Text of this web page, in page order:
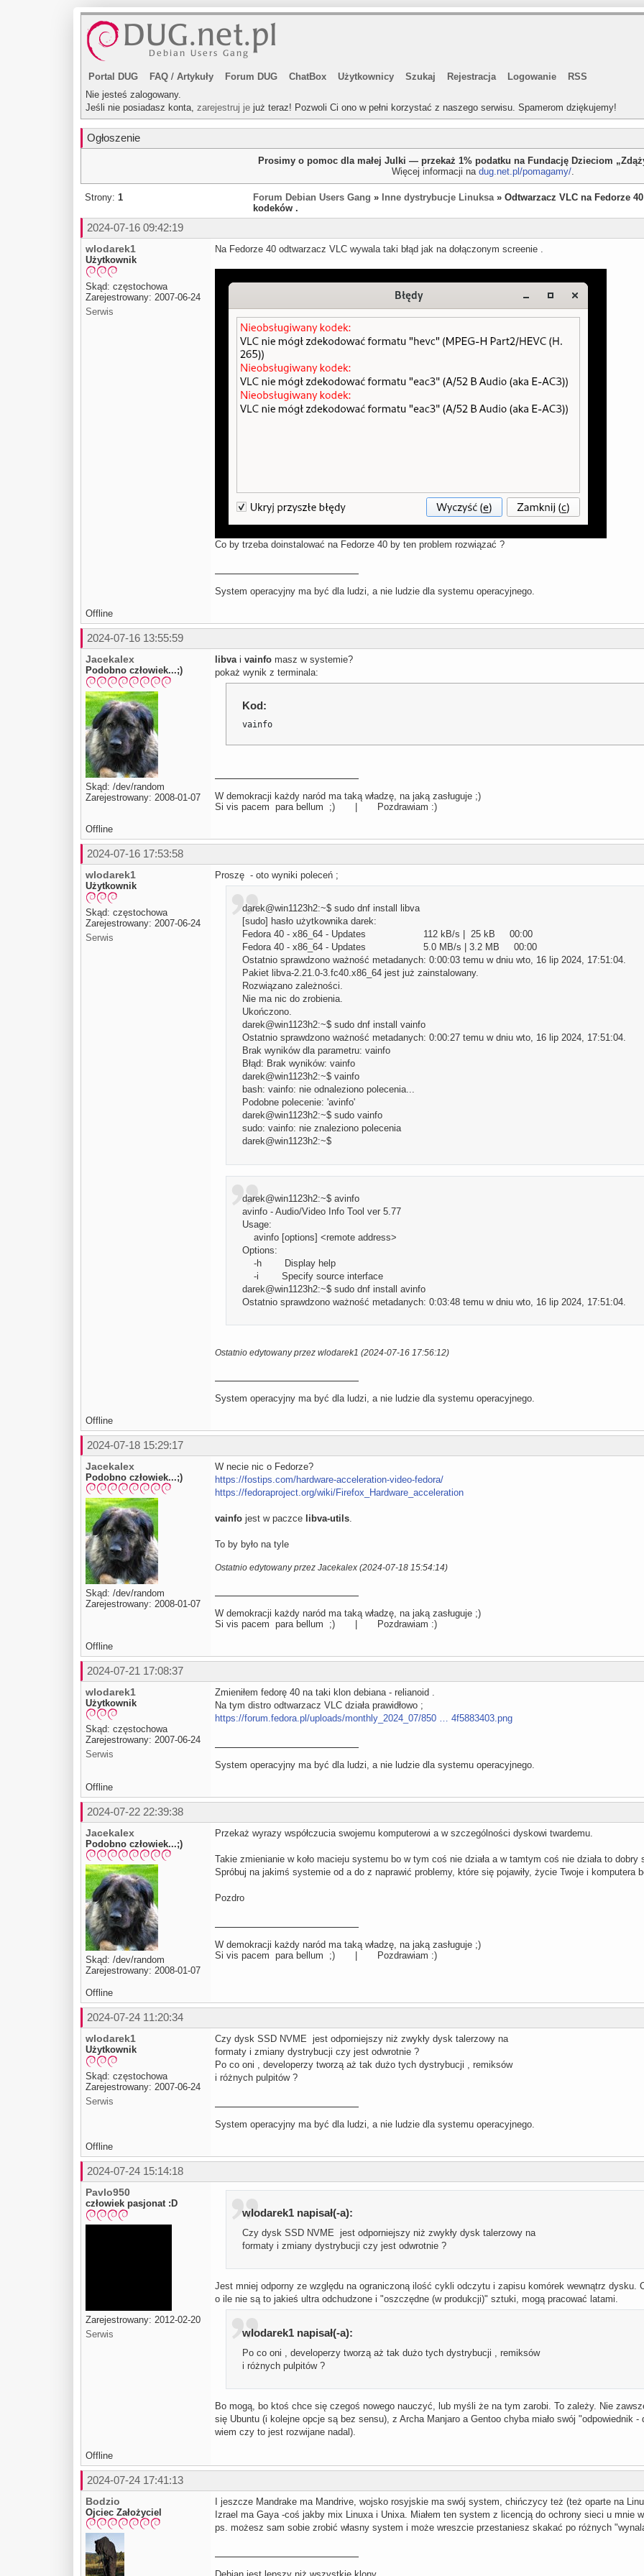
Portal DUG FAQ / Artykuły Forum DUG ChatBox Użytkownicy Szukaj Rejestracja Logowanie
RSS
Nie jesteś zalogowany.
Jeśli nie posiadasz konta, zarejestruj je już teraz! Pozwoli Ci ono w pełni korzystać z naszego serwisu. Spamerom dziękujemy!
Ogłoszenie
Prosimy o pomoc dla małej Julki — przekaż 1% podatku na Fundację Dzieciom
Więcej informacji na dug.net.pl/pomagamy/.
Strony: 1 Forum Debian Users Gang » Inne dystrybucje Linuksa» Odtwarzacz VLC na Fedorze
kodeków .
2024-07-16 09:42:19
wlodarek1
Użytkownik
Skąd: częstochowa
Zarejestrowany: 2007-06-24
Serwis
Na Fedorze 40 odtwarzacz VLC wywala taki błąd jak na dołączonym screenie .
Co by trzeba doinstalować na Fedorze 40 by ten problem rozwiązać ?
System operacyjny ma być dla ludzi, a nie ludzie dla systemu operacyjnego.
Offline
2024-07-16 13:55:59
Jacekalex
Podobno człowiek...;)
Skąd: /dev/random
Zarejestrowany: 2008-01-07
libvai vainfo masz w systemie?
pokaż wynik z terminala:
Kod:
vainfo
W demokracji każdy naród ma taką władzę, na jaką zasługuje ;)
Si vis pacem para bellum ;) | Pozdrawiam :)
Offline
2024-07-16 17:53:58
wlodarek1
Użytkownik
Skąd: częstochowa
Zarejestrowany: 2007-06-24
Serwis
Proszę - oto wyniki poleceń ;
darek@win1123h2:~$ sudo dnf install libva
[sudo] hasło użytkownika darek:
Fedora 40 - x86_64 - Updates 112 kB/s | 25 kB 00:00
Fedora 40 - x86_64 - Updates 5.0 MB/s | 3.2 MB 00:00
Ostatnio sprawdzono ważność metadanych: 0:00:03 temu w dniu wto, 16 lip 2024, 17:51:04.
Pakiet libva-2.21.0-3.fc40.x86_64 jest już zainstalowany.
Rozwiązano zależności.
Nie ma nic do zrobienia.
Ukończono.
darek@win1123h2:~$ sudo dnf install vainfo
Ostatnio sprawdzono ważność metadanych: 0:00:27 temu w dniu wto, 16 lip 2024, 17:51:04.
Brak wyników dla parametru: vainfo
Błąd: Brak wyników: vainfo
darek@win1123h2:~$ vainfo
bash: vainfo: nie odnaleziono polecenia...
Podobne polecenie: 'avinfo'
darek@win1123h2:~$ sudo vainfo
sudo: vainfo: nie znaleziono polecenia
darek@win1123h2:~$
darek@win1123h2:~$ avinfo
avinfo - Audio/Video Info Tool ver 5.77
Usage:
avinfo [options] <remote address>
Options:
-h Display help
-i Specify source interface
darek@win1123h2:~$ sudo dnf install avinfo
Ostatnio sprawdzono ważność metadanych: 0:03:48 temu w dniu wto, 16 lip 2024, 17:51:04.
Ostatnio edytowany przez wlodarek1 (2024-07-16 17:56:12)
System operacyjny ma być dla ludzi, a nie ludzie dla systemu operacyjnego.
Offline
2024-07-18 15:29:17
Jacekalex
Podobno człowiek...;)
Skąd: /dev/random
Zarejestrowany: 2008-01-07
W necie nic o Fedorze?
https://fostips.com/hardware-acceleration-video-fedora/
https://fedoraproject.org/wiki/Firefox_Hardware_acceleration
vainfo jest w paczce libva-utils
To by było na tyle
Ostatnio edytowany przez Jacekalex (2024-07-18 15:54:14)
W demokracji każdy naród ma taką władzę, na jaką zasługuje ;)
Si vis pacem para bellum ;) | Pozdrawiam :)
Offline
2024-07-21 17:08:37
wlodarek1
Użytkownik
Skąd: częstochowa
Zarejestrowany: 2007-06-24
Serwis
Zmieniłem fedorę 40 na taki klon debiana - relianoid .
Na tym distro odtwarzacz VLC działa prawidłowo ;
https://forum.fedora.pl/uploads/monthly_2024_07/850 … 4f5883403.png
System operacyjny ma być dla ludzi, a nie ludzie dla systemu operacyjnego.
Offline
2024-07-22 22:39:38
Jacekalex
Podobno człowiek...;)
Skąd: /dev/random
Zarejestrowany: 2008-01-07
Przekaż wyrazy współczucia swojemu komputerowi a w szczególności dyskowi twardemu.
Takie zmienianie w koło macieju systemu bo w tym coś nie działa a w tamtym coś nie działa to dobry
Spróbuj na jakimś systemie od a do z naprawić problemy, które się pojawiły, życie Twoje i komputera
Pozdro
W demokracji każdy naród ma taką władzę, na jaką zasługuje ;)
Si vis pacem para bellum ;) | Pozdrawiam :)
Offline
2024-07-24 11:20:34
wlodarek1
Użytkownik
Skąd: częstochowa
Zarejestrowany: 2007-06-24
Serwis
Czy dysk SSD NVME jest odporniejszy niż zwykły dysk talerzowy na
formaty i zmiany dystrybucji czy jest odwrotnie ?
Po co oni , developerzy tworzą aż tak dużo tych dystrybucji , remiksów
i różnych pulpitów ?
System operacyjny ma być dla ludzi, a nie ludzie dla systemu operacyjnego.
Offline
2024-07-24 15:14:18
Pavlo950
człowiek pasjonat :D
Zarejestrowany: 2012-02-20
Serwis
wlodarek1 napisał(-a):
Czy dysk SSD NVME jest odporniejszy niż zwykły dysk talerzowy na
formaty i zmiany dystrybucji czy jest odwrotnie ?
Jest mniej odporny ze względu na ograniczoną ilość cykli odczytu i zapisu komórek wewnątrz
o ile nie są to jakieś ultra odchudzone i "oszczędne (w produkcji)" sztuki, mogą pracować latami.
wlodarek1 napisał(-a):
Po co oni , developerzy tworzą aż tak dużo tych dystrybucji , remiksów
i różnych pulpitów ?
Bo mogą, bo ktoś chce się czegoś nowego nauczyć, lub myśli że na tym zarobi. To zależy. Nie
się Ubuntu (i kolejne opcje są bez sensu), z Archa Manjaro a Gentoo chyba miało swój "odpowiednik
wiem czy to jest rozwijane nadal).
Offline
2024-07-24 17:41:13
Bodzio
Ojciec Założyciel
I jeszcze Mandrake ma Mandrive, wojsko rosyjskie ma swój system, chińczycy też (też oparte na
Izrael ma Gaya -coś jakby mix Linuxa i Unixa. Miałem ten system z licencją do ochrony sieci u mnie
ps. możesz sam sobie zrobić własny system i może wreszcie przestaniesz skakać po różnych